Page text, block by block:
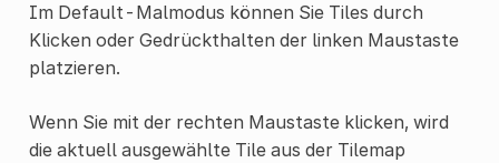
Im Default-Malmodus können Sie Tiles durch
Klicken oder Gedrückthalten der linken Maustaste
platzieren.
Wenn Sie mit der rechten Maustaste klicken, wird
die aktuell ausgewählte Tile aus der Tilemap